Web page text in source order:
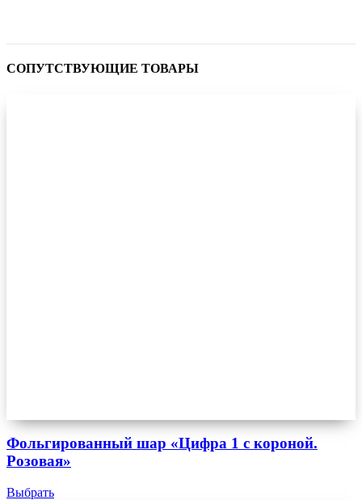
СОПУТСТВУЮЩИЕ ТОВАРЫ
Фольгированный шар «Цифра 1 с короной.
Розовая»
Выбрать